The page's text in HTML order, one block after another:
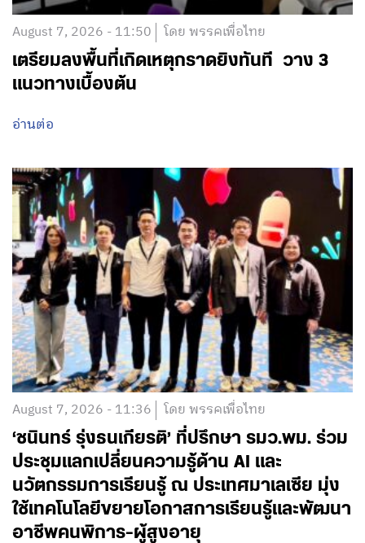
August 7, 2026 - 11:50 โดย พรรคเพื่อไทย
เตรียมลงพื้นที่เกิดเหตุกราดยิงทันที วาง 3
แนวทางเบื้องต้น
อ่านต่อ
August 7, 2026 - 11:36 โดย พรรคเพื่อไทย
‘ชนินทร์ รุ่งธนเกียรติ’ ที่ปรึกษา รมว.พม. ร่วม
ประชุมแลกเปลี่ยนความรู้ด้าน AI และ
นวัตกรรมการเรียนรู้ ณ ประเทศมาเลเซีย มุ่ง
ใช้เทคโนโลยีขยายโอกาสการเรียนรู้และพัฒนา
อาชีพคนพิการ-ผู้สูงอายุ